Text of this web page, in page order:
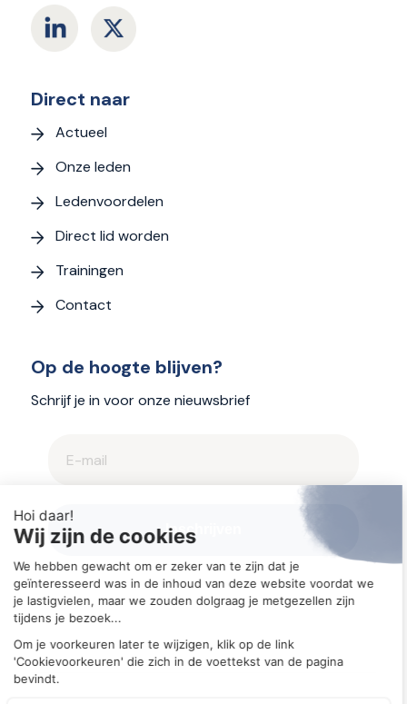
Direct naar
Actueel
Onze leden
Ledenvoordelen
Direct lid worden
Trainingen
Contact
Op de hoogte blijven?
Schrijf je in voor onze nieuwsbrief